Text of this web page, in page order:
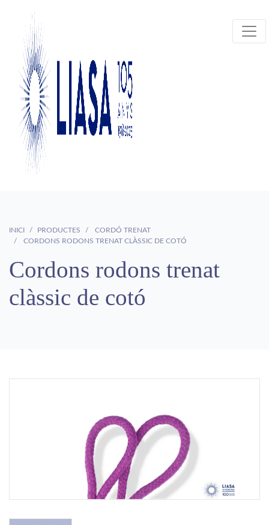
INICI PRODUCTES
CORDÓ TRENAT
CORDONS RODONS TRENAT CLÀSSIC DE COTÓ
Cordons rodons trenat
clàssic de cotó